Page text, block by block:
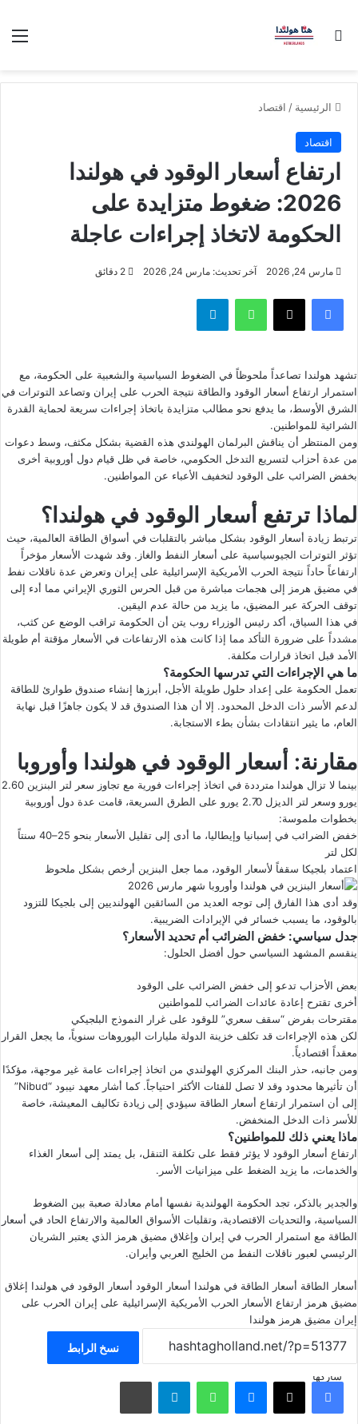
بحث عن
الرئيسية / اقتصاد
اقتصاد
ارتفاع أسعار الوقود في هولندا
2026: ضغوط متزايدة على
الحكومة لاتخاذ إجراءات عاجلة
مارس 24, 2026 آخر تحديث: مارس 24, 2026
فيسبوك ‫X واتساب تيلقرام
تشهد هولندا تصاعداً ملحوظاً في الضغوط السياسية والشعبية على الحكومة، مع
استمرار ارتفاع أسعار الوقود والطاقة نتيجة الحرب على إيران وتصاعد التوترات في
الشرق الأوسط، ما يدفع نحو مطالب متزايدة باتخاذ إجراءات سريعة لحماية القدرة
الشرائية للمواطنين.
ومن المنتظر أن يناقش البرلمان الهولندي هذه القضية بشكل مكثف، وسط دعوات
من عدة أحزاب لتسريع التدخل الحكومي، خاصة في ظل قيام دول أوروبية أخرى
بخفض الضرائب على الوقود لتخفيف الأعباء عن المواطنين.
لماذا ترتفع أسعار الوقود في هولندا؟
ترتبط زيادة أسعار الوقود بشكل مباشر بالتقلبات في أسواق الطاقة العالمية، حيث
تؤثر التوترات الجيوسياسية على أسعار النفط والغاز. وقد شهدت الأسعار مؤخراً
ارتفاعاً حاداً نتيجة الحرب الأمريكية الإسرائيلية على إيران وتعرض عدة ناقلات نفط
في مضيق هرمز إلى هجمات مباشرة من قبل الحرس الثوري الإيراني مما أدء إلى
توقف الحركة عبر المضيق، ما يزيد من حالة عدم اليقين.
في هذا السياق، أكد رئيس الوزراء روب يتن أن الحكومة تراقب الوضع عن كثب،
مشدداً على ضرورة التأكد مما إذا كانت هذه الارتفاعات في الأسعار مؤقتة أم طويلة
الأمد قبل اتخاذ قرارات مكلفة.
ما هي الإجراءات التي تدرسها الحكومة؟
تعمل الحكومة على إعداد حلول طويلة الأجل، أبرزها إنشاء صندوق طوارئ للطاقة
لدعم الأسر ذات الدخل المحدود. إلا أن هذا الصندوق قد لا يكون جاهزًا قبل نهاية
العام، ما يثير انتقادات بشأن بطء الاستجابة.
مقارنة: أسعار الوقود في هولندا وأوروبا
بينما لا تزال هولندا مترددة في اتخاذ إجراءات فورية مع تجاوز سعر لتر البنزين 2.60
يورو وسعر لتر الديزل 2.70 يورو على الطرق السريعة، قامت عدة دول أوروبية
بخطوات ملموسة:
خفض الضرائب في إسبانيا وإيطاليا، ما أدى إلى تقليل الأسعار بنحو 25–40 سنتاً
لكل لتر
اعتماد بلجيكا سقفاً لأسعار الوقود، مما جعل البنزين أرخص بشكل ملحوظ
وقد أدى هذا الفارق إلى توجه العديد من السائقين الهولنديين إلى بلجيكا للتزود
بالوقود، ما يسبب خسائر في الإيرادات الضريبية.
جدل سياسي: خفض الضرائب أم تحديد الأسعار؟
ينقسم المشهد السياسي حول أفضل الحلول:
بعض الأحزاب تدعو إلى خفض الضرائب على الوقود
أخرى تقترح إعادة عائدات الضرائب للمواطنين
مقترحات بفرض “سقف سعري” للوقود على غرار النموذج البلجيكي
لكن هذه الإجراءات قد تكلف خزينة الدولة مليارات اليوروهات سنوياً، ما يجعل القرار
معقداً اقتصادياً.
ومن جانبه، حذر البنك المركزي الهولندي من اتخاذ إجراءات عامة غير موجهة، مؤكدًا
أن تأثيرها محدود وقد لا تصل للفئات الأكثر احتياجاً. كما أشار معهد نيبود “Nibud”
إلى أن استمرار ارتفاع أسعار الطاقة سيؤدي إلى زيادة تكاليف المعيشة، خاصة
للأسر ذات الدخل المنخفض.
ماذا يعني ذلك للمواطنين؟
ارتفاع أسعار الوقود لا يؤثر فقط على تكلفة التنقل، بل يمتد إلى أسعار الغذاء
والخدمات، ما يزيد الضغط على ميزانيات الأسر.
والجدير بالذكر، تجد الحكومة الهولندية نفسها أمام معادلة صعبة بين الضغوط
السياسية، والتحديات الاقتصادية، وتقلبات الأسواق العالمية والارتفاع الحاد في أسعار
الطاقة مع استمرار الحرب في إيران وإغلاق مضيق هرمز الذي يعتبر الشريان
الرئيسي لعبور ناقلات النفط من الخليج العربي وأيران.
أسعار الطاقة أسعار الطاقة في هولندا أسعار الوقود أسعار الوقود في هولندا إغلاق
مضيق هرمز ارتفاع الأسعار الحرب الأمريكية الإسرائيلية على إيران الحرب على
إيران مضيق هرمز هولندا
نسخ الرابط
شاركهافيسبوك ‫X ماسنجر واتساب تيلقرام مشاركة عبر البريد